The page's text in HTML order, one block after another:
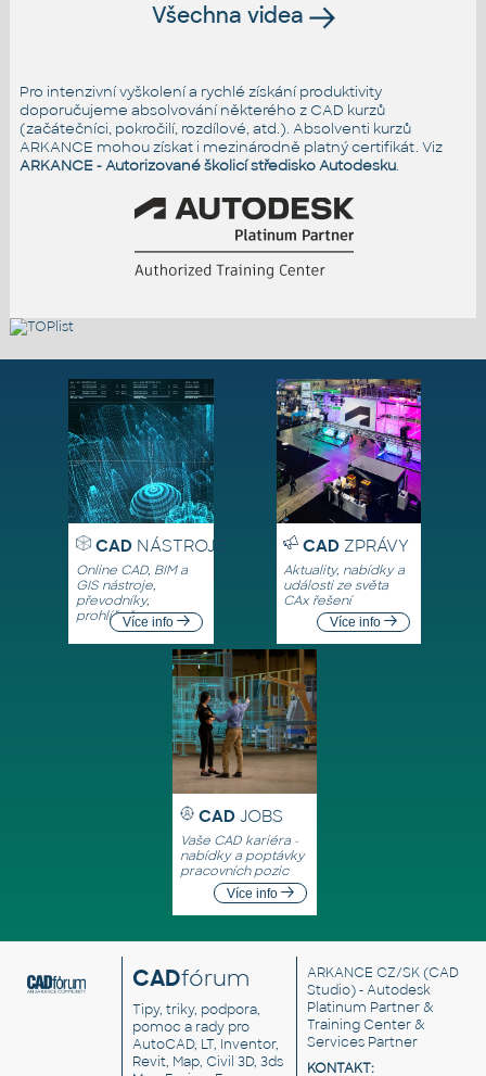
Všechna videa
Pro intenzivní vyškolení a rychlé získání produktivity
doporučujeme absolvování některého z CAD kurzů
(začátečníci, pokročilí, rozdílové, atd.). Absolventi kurzů
ARKANCE mohou získat i mezinárodně platný certifikát. Viz
ARKANCE - Autorizované školicí středisko Autodesku.
CADNÁSTROJE
Online CAD, BIM a
GIS nástroje,
převodníky,
prohlížečeVíce info
CADZPRÁVY
Aktuality, nabídky a
události ze světa
CAx řešení
Více info
CAD JOBS
Vaše CAD kariéra -
nabídky a poptávky
pracovních pozic
Více info
CADfórum
Tipy, triky, podpora,
pomoc a rady pro
AutoCAD, LT, Inventor,
Revit, Map, Civil 3D, 3ds
ARKANCE CZ/SK(CAD
Studio) - Autodesk
Platinum Partner &
Training Center &
Services Partner
KONTAKT: